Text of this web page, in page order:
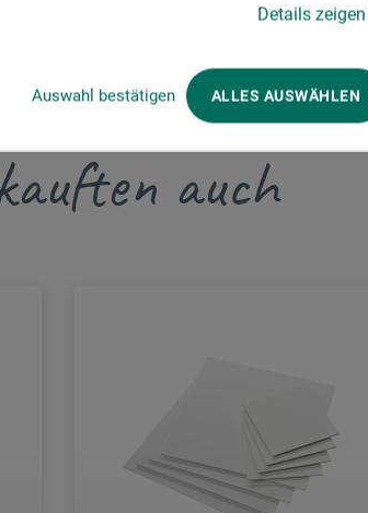
Details zeigen
Auswahl bestätigen ALLES AUSWÄHLEN
auch